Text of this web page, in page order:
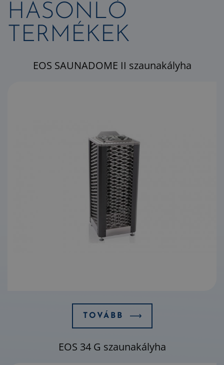
HASONLÓ
TERMÉKEK
EOS SAUNADOME II szaunakályha
TOVÁBB
EOS 34 G szaunakályha